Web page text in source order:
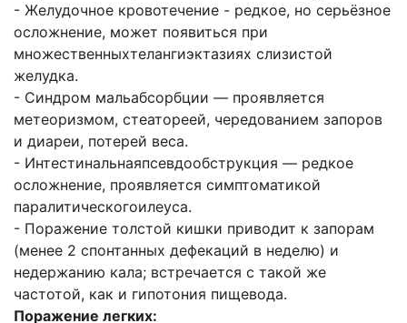
- Желудочное кровотечение - редкое, но серьёзное
осложнение, может появиться при
множественныхтелангиэктазиях слизистой
желудка.
- Синдром мальабсорбции — проявляется
метеоризмом, стеатореей, чередованием запоров
и диареи, потерей веса.
- Интестинальнаяпсевдообструкция — редкое
осложнение, проявляется симптоматикой
паралитическогоилеуса.
- Поражение толстой кишки приводит к запорам
(менее 2 спонтанных дефекаций в неделю) и
недержанию кала; встречается с такой же
частотой, как и гипотония пищевода.
Поражение легких: